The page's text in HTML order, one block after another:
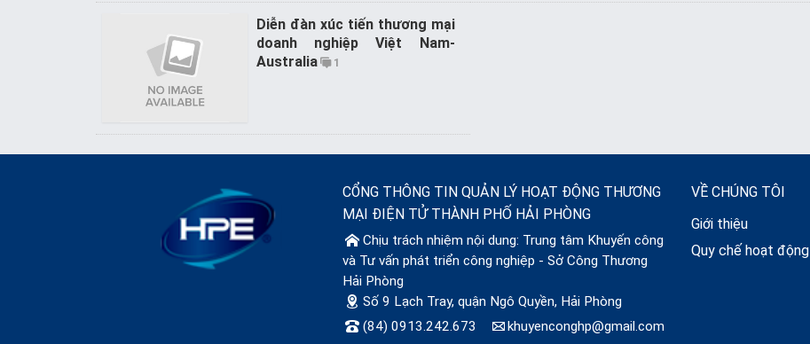
Diễn đàn xúc tiến thương mại
doanh nghiệp Việt Nam-
Australia
1
CỔNG THÔNG TIN QUẢN LÝ HOẠT ĐỘNG THƯƠNG
MẠI ĐIỆN TỬ THÀNH PHỐ HẢI PHÒNG
Chịu trách nhiệm nội dung: Trung tâm Khuyến công
và Tư vấn phát triển công nghiệp - Sở Công Thương
Hải Phòng
Số 9 Lạch Tray, quận Ngô Quyền, Hải Phòng
(84) 0913.242.673
khuyenconghp@gmail.com
VỀ CHÚNG TÔI
Giới thiệu
Quy chế hoạt động